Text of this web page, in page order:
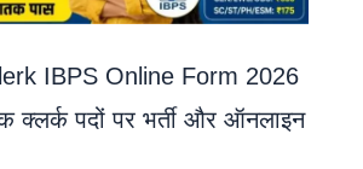
IBPS Online Form 2026
क्लर्क पदों पर भर्ती और ऑनलाइन